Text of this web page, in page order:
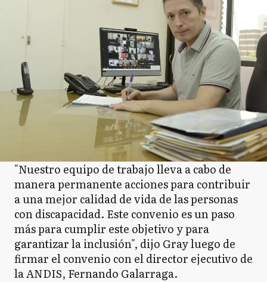
"Nuestro equipo de trabajo lleva a cabo de
manera permanente acciones para contribuir
a una mejor calidad de vida de las personas
con discapacidad. Este convenio es un paso
más para cumplir este objetivo y para
garantizar la inclusión", dijo Gray luego de
firmar el convenio con el director ejecutivo de
la ANDIS, Fernando Galarraga.